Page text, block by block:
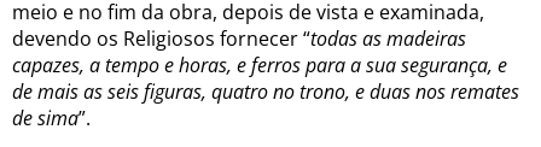
meio e no fim da obra, depois de vista e examinada,
devendo os Religiosos fornecer “todas as madeiras
capazes, a tempo e horas, e ferros para a sua segurança, e
de mais as seis figuras, quatro no trono, e duas nos remates
de sima”.